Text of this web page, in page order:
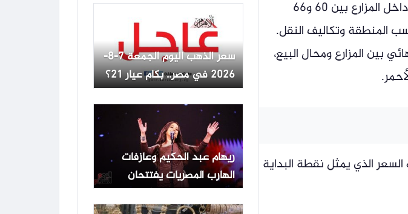
في بورصة الدواجن والأسواق المحلية، إذ تراوح سعر كيلو الفراخ البيضاء داخل المزارع بين 60 و66
في الأسواق إلى ما بين 70 و77 جنيهًا حسب المنطقة وتكاليف النقل.
بين المزارع ومحال البيع،
في المزارع اليوم بين 60 و66 جنيهًا، وهو السعر الذي يمثل نقطة البداية
التعاملات المسائية
سعر الذهب اليوم الجمعة 7-8-
2026 في مصر.. بكام عيار 21؟
ريهام عبد الحكيم وعازفات
الهارب المصريات يفتتحان
مهرجان القلعة 15 أغسطس